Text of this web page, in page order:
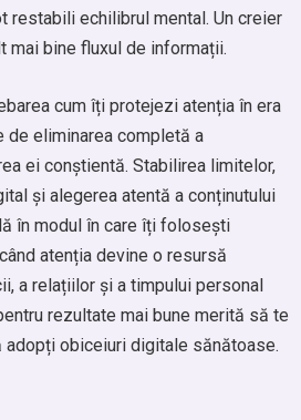
restabili echilibrul mental. Un creier
mai bine fluxul de informații.
cum îți protejezi atenția în era
de eliminarea completă a
ei conștientă. Stabilirea limitelor,
și alegerea atentă a conținutului
în modul în care îți folosești
atenția devine o resursă
a relațiilor și a timpului personal
rezultate mai bune merită să te
obiceiuri digitale sănătoase.